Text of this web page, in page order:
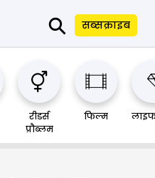
⚲ सब्सक्राइब
रीडर्स
प्रौब्लम
फिल्म